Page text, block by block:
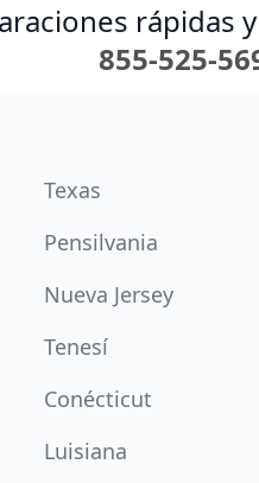
rápidas
855-525-
Texas
Pensilvania
Nueva Jersey
Tenesí
Conécticut
Luisiana